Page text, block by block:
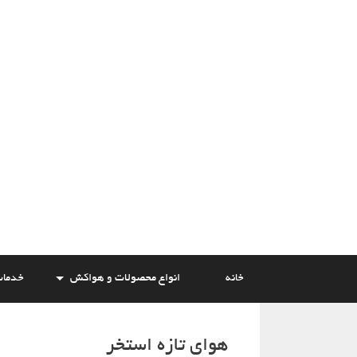
خانه انواع محصولات و هواکش
هوای تازه استخر